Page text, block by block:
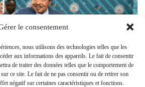
le consentement
nous utilisons des technologies telles que les
aux informations des appareils. Le fait de consentir
de traiter des données telles que le comportement de
ce site. Le fait de ne pas consentir ou de retirer son
négatif sur certaines caractéristiques et fonctions.